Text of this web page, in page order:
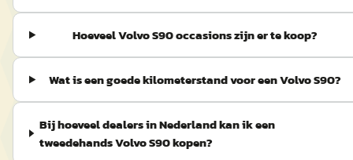
Hoeveel Volvo S90 occasions zijn er te koop?
Wat is een goede kilometerstand voor een Volvo S90?
Bij hoeveel dealers in Nederland kan ik een
tweedehands Volvo S90 kopen?